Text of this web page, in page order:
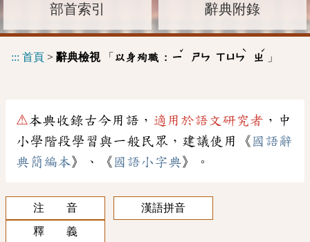
部首索引 辭典附錄
::: 首頁 > 辭典檢視「 以身殉職 : ㄧ
ˇ
ㄕㄣ ㄒㄩㄣ
ˋ
ㄓ
ˊ
」
⚠本典收錄古今用語， 適用於語文研究者 ，中
小學階段學習與一般民眾，建議使用《 國語辭
典簡編本》、《 國語小字典》。
注 音
漢語拼音
釋 義